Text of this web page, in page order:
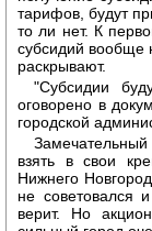
тарифов, будут
то ли нет. К
субсидий вообще
раскрывают.
"Субсидии
оговорено в
городской
взять в свои
Нижнего
не
верит. Но